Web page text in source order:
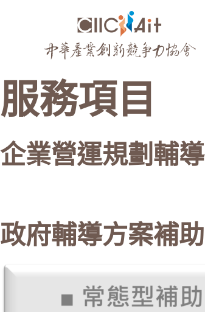
內
容
服務項目
企業營運規劃輔導
政府輔導方案補助